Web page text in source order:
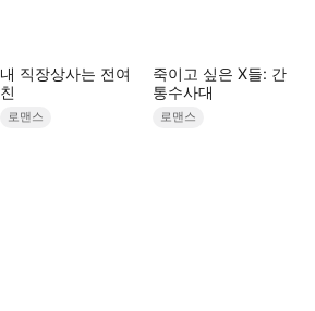
내 직장상사는 전여
친
로맨스
죽이고 싶은 X들: 간
통수사대
로맨스